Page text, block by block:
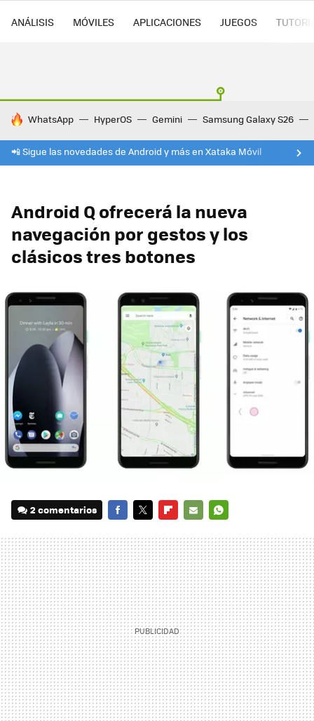
ANÁLISIS MÓVILES APLICACIONES JUEGOS
HOY SE HABLA DE
WhatsApp HyperOS Gemini Samsung Galaxy S26
📲 Sigue las novedades de Android y más en Xataka Móvil
Android Q ofrecerá la nueva
navegación por gestos y los
clásicos tres botones
2 comentarios
MAIL